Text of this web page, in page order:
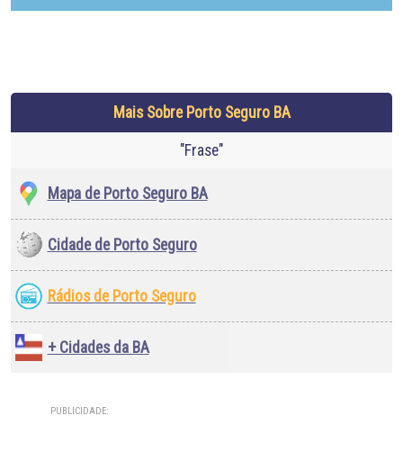
Mais Sobre Porto Seguro BA
"Frase"
Mapa de Porto Seguro BA
Cidade de Porto Seguro
Rádios de Porto Seguro
+ Cidades da BA
PUBLICIDADE: